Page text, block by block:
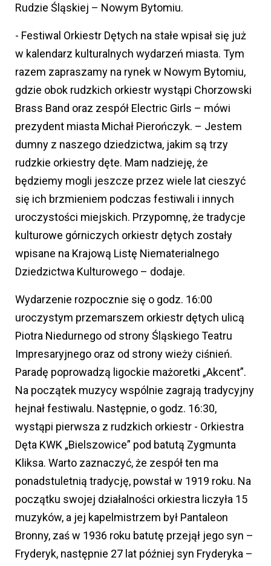
Rudzie Śląskiej – Nowym Bytomiu.
- Festiwal Orkiestr Dętych na stałe wpisał się już
w kalendarz kulturalnych wydarzeń miasta. Tym
razem zapraszamy na rynek w Nowym Bytomiu,
gdzie obok rudzkich orkiestr wystąpi Chorzowski
Brass Band oraz zespół Electric Girls – mówi
prezydent miasta Michał Pierończyk. – Jestem
dumny z naszego dziedzictwa, jakim są trzy
rudzkie orkiestry dęte. Mam nadzieję, że
będziemy mogli jeszcze przez wiele lat cieszyć
się ich brzmieniem podczas festiwali i innych
uroczystości miejskich. Przypomnę, że tradycje
kulturowe górniczych orkiestr dętych zostały
wpisane na Krajową Listę Niematerialnego
Dziedzictwa Kulturowego – dodaje.
Wydarzenie rozpocznie się o godz. 16:00
uroczystym przemarszem orkiestr dętych ulicą
Piotra Niedurnego od strony Śląskiego Teatru
Impresaryjnego oraz od strony wieży ciśnień.
Paradę poprowadzą ligockie mażoretki „Akcent”.
Na początek muzycy wspólnie zagrają tradycyjny
hejnał festiwalu. Następnie, o godz. 16:30,
wystąpi pierwsza z rudzkich orkiestr - Orkiestra
Dęta KWK „Bielszowice” pod batutą Zygmunta
Kliksa. Warto zaznaczyć, że zespół ten ma
ponadstuletnią tradycję, powstał w 1919 roku. Na
początku swojej działalności orkiestra liczyła 15
muzyków, a jej kapelmistrzem był Pantaleon
Bronny, zaś w 1936 roku batutę przejął jego syn –
Fryderyk, następnie 27 lat później syn Fryderyka –